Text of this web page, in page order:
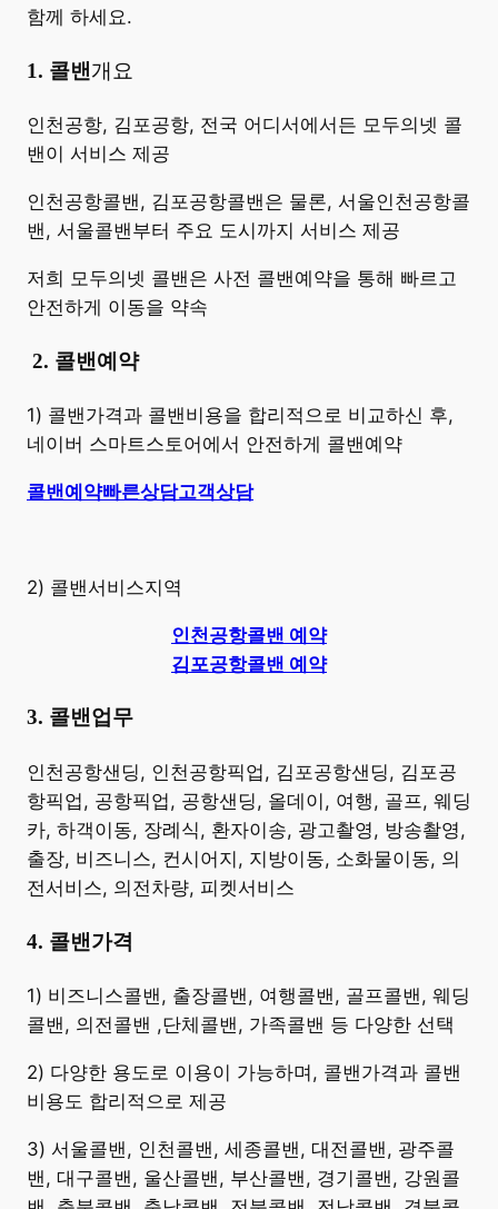
함께 하세요.
​1. 콜밴 개요
​인천공항, 김포공항, 전국 어디서에서든 모두의넷 콜
밴이 서비스 제공
인천공항콜밴, 김포공항콜밴은 물론, 서울인천공항콜
밴, 서울콜밴부터 주요 도시까지 서비스 제공
저희 모두의넷 콜밴은 사전 콜밴예약을 통해 빠르고
안전하게 이동을 약속
2. 콜밴예약
1) 콜밴가격과 콜밴비용을 합리적으로 비교하신 후,
네이버 스마트스토어에서 안전하게 콜밴예약
콜밴예약빠른상담고객상담
2) 콜밴서비스지역
인천공항콜밴 예약
김포공항콜밴 예약
3. 콜밴업무
​인천공항샌딩, 인천공항픽업, 김포공항샌딩, 김포공
항픽업, 공항픽업, 공항샌딩, 올데이, 여행, 골프, 웨딩
카, 하객이동, 장례식, 환자이송, 광고촬영, 방송촬영,
출장, 비즈니스, 컨시어지, 지방이동, 소화물이동, 의
전서비스, 의전차량, 피켓서비스
4. 콜밴가격
​1) 비즈니스콜밴, 출장콜밴, 여행콜밴, 골프콜밴, 웨딩
콜밴, 의전콜밴 ,단체콜밴, 가족콜밴 등 다양한 선택
2) 다양한 용도로 이용이 가능하며, 콜밴가격과 콜밴
비용도 합리적으로 제공
3) 서울콜밴, 인천콜밴, 세종콜밴, 대전콜밴, 광주콜
밴, 대구콜밴, 울산콜밴, 부산콜밴, 경기콜밴, 강원콜